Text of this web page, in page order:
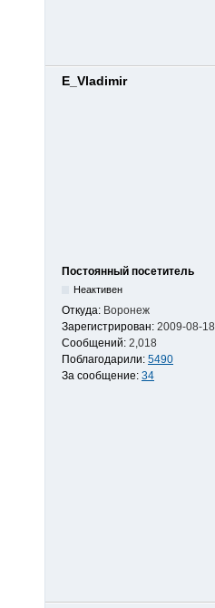
E_Vladimir
Постоянный посетитель
Неактивен
Откуда: Воронеж
Зарегистрирован: 2009-08-18
Сообщений: 2,018
Поблагодарили: 5490
За сообщение: 34